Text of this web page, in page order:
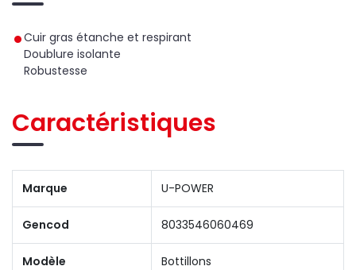
Cuir gras étanche et respirant
Doublure isolante
Robustesse
Caractéristiques
Marque U-POWER
Gencod 8033546060469
Modèle Bottillons